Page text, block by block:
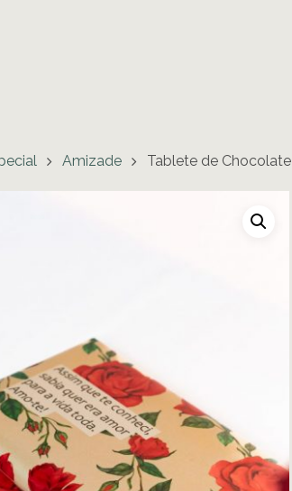
Amizade Tablete de Chocolate